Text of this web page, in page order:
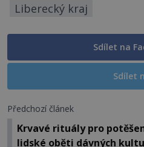
Liberecký kraj
Sdílet na
Sdílet
Předchozí článek
Krvavé rituály pro
lidské oběti dávných